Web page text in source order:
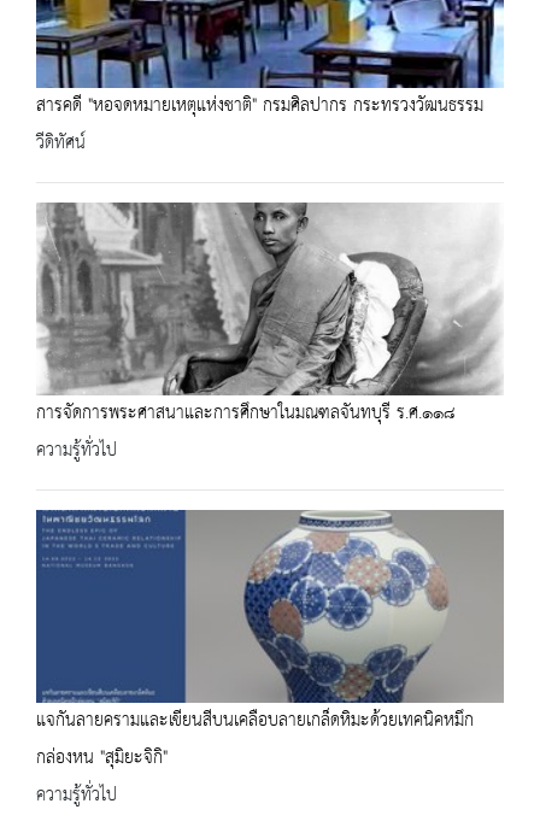
สารคดี "หอจดหมายเหตุแห่งชาติ" กรมศิลปากร กระทรวงวัฒนธรรม
วีดิทัศน์
การจัดการพระศาสนาและการศึกษาในมณฑลจันทบุรี ร.ศ.๑๑๘
ความรู้ทั่วไป
แจกันลายครามและเขียนสีบนเคลือบลายเกล็ดหิมะด้วยเทคนิคหมึก
กล่องหน "สุมิยะจิกิ"
ความรู้ทั่วไป